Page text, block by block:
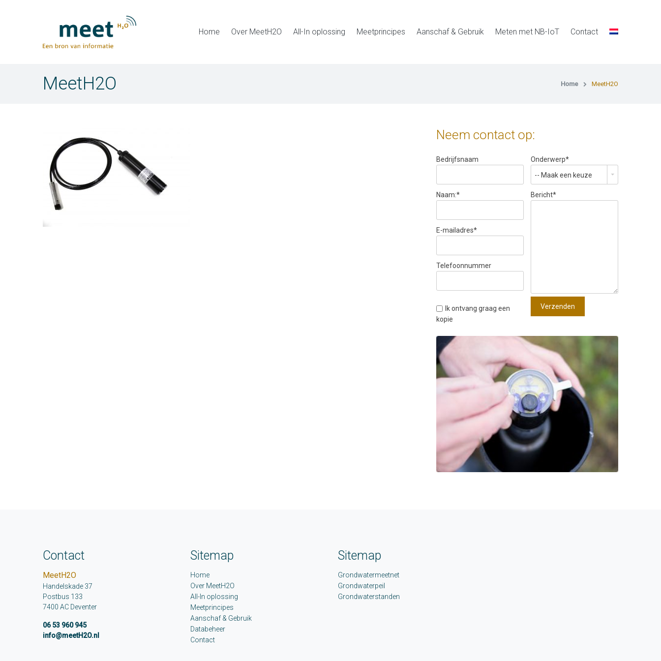
Home Over MeetH2O All-In oplossing Meetprincipes Aanschaf & Gebruik Meten met NB-IoT Contact
MeetH2O Home MeetH2O
Neem contact op:
Bedrijfsnaam
Naam:*
E-mailadres*
Telefoonnummer
Ik ontvang graag een
kopie
Onderwerp*
-- Maak een keuze
Bericht*
Verzenden
Contact
MeetH2O
Handelskade 37
Postbus 133
7400 AC Deventer
06 53 960 945
info@meetH2O.nl
Sitemap
Home
Over MeetH2O
All-In oplossing
Meetprincipes
Aanschaf & Gebruik
Databeheer
Contact
Sitemap
Grondwatermeetnet
Grondwaterpeil
Grondwaterstanden